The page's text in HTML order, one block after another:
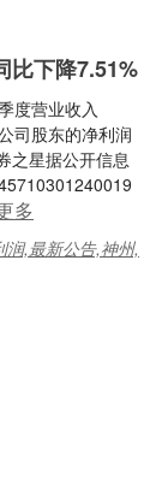
比下降7.51%
度营业收入
司股东的净利润
之星据公开信息
多
,最新公告,神州,